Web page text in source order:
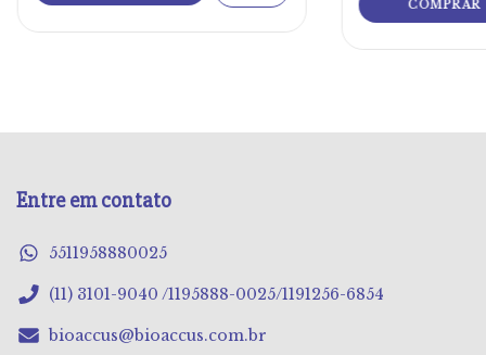
Entre em contato
5511958880025
(11) 3101-9040 /1195888-0025/1191256-6854
bioaccus@bioaccus.com.br